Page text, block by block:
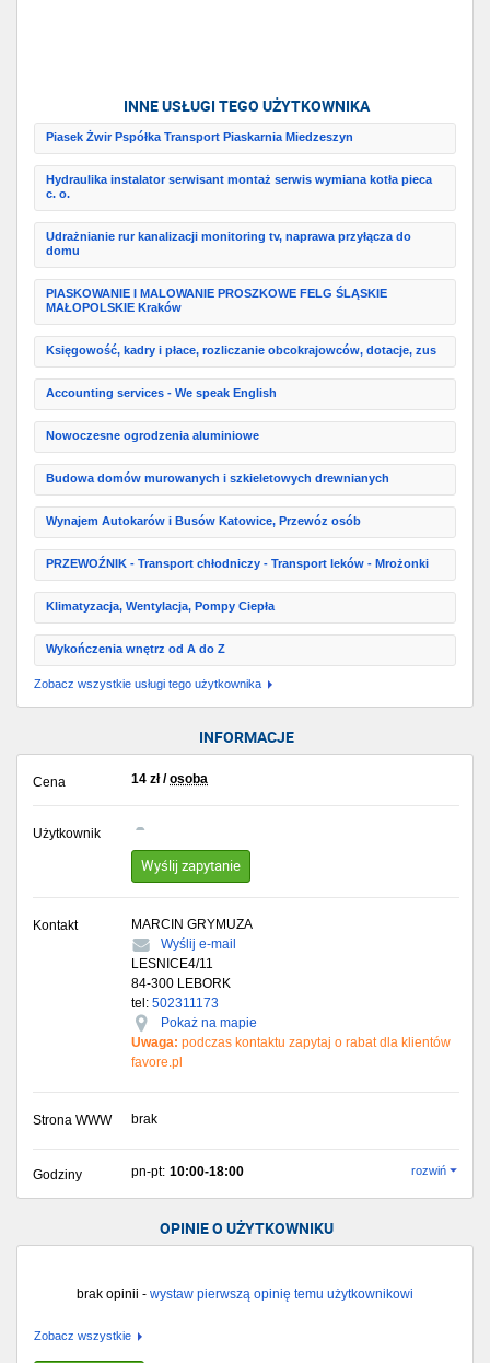
INNE USŁUGI TEGO UŻYTKOWNIKA
Piasek Żwir Pspółka Transport Piaskarnia Miedzeszyn
Hydraulika instalator serwisant montaż serwis wymiana kotła pieca
c. o.
Udrażnianie rur kanalizacji monitoring tv, naprawa przyłącza do
domu
PIASKOWANIE I MALOWANIE PROSZKOWE FELG ŚLĄSKIE
MAŁOPOLSKIE Kraków
Księgowość, kadry i płace, rozliczanie obcokrajowców, dotacje, zus
Accounting services - We speak English
Nowoczesne ogrodzenia aluminiowe
Budowa domów murowanych i szkieletowych drewnianych
Wynajem Autokarów i Busów Katowice, Przewóz osób
PRZEWOŹNIK - Transport chłodniczy - Transport leków - Mrożonki
Klimatyzacja, Wentylacja, Pompy Ciepła
Wykończenia wnętrz od A do Z
Zobacz wszystkie usługi tego użytkownika
INFORMACJE
Cena 14 zł/osoba
Użytkownik
Wyślij zapytanie
Kontakt
MARCIN GRYMUZA
Wyślij e-mail
LESNICE4/11
84-300 LEBORK
tel: 502311173
Pokaż na mapie
Uwaga: podczas kontaktu zapytaj o rabat dla klientów
favore.pl
Strona WWW brak
Godziny pn-pt: 10:00-18:00 rozwiń
OPINIE O UŻYTKOWNIKU
brak opinii - wystaw pierwszą opinię temu użytkownikowi
Zobacz wszystkie